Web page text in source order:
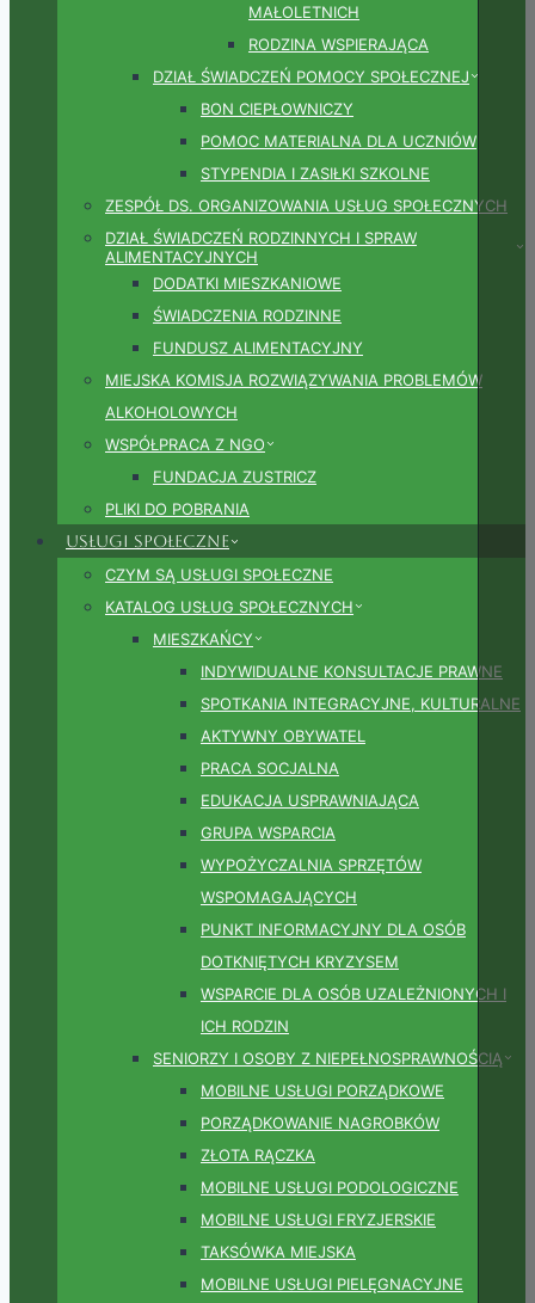
MAŁOLETNICH
RODZINA WSPIERAJĄCA
DZIAŁ ŚWIADCZEŃ POMOCY SPOŁECZNEJ
BON CIEPŁOWNICZY
POMOC MATERIALNA DLA UCZNIÓW
STYPENDIA I ZASIŁKI SZKOLNE
ZESPÓŁ DS. ORGANIZOWANIA USŁUG SPOŁECZNYCH
DZIAŁ ŚWIADCZEŃ RODZINNYCH I SPRAW
ALIMENTACYJNYCH
DODATKI MIESZKANIOWE
ŚWIADCZENIA RODZINNE
FUNDUSZ ALIMENTACYJNY
MIEJSKA KOMISJA ROZWIĄZYWANIA PROBLEMÓW
ALKOHOLOWYCH
WSPÓŁPRACA Z NGO
FUNDACJA ZUSTRICZ
PLIKI DO POBRANIA
Usługi społeczne
CZYM SĄ USŁUGI SPOŁECZNE
KATALOG USŁUG SPOŁECZNYCH
MIESZKAŃCY
INDYWIDUALNE KONSULTACJE PRAWNE
SPOTKANIA INTEGRACYJNE, KULTURALNE
AKTYWNY OBYWATEL
PRACA SOCJALNA
EDUKACJA USPRAWNIAJĄCA
GRUPA WSPARCIA
WYPOŻYCZALNIA SPRZĘTÓW
WSPOMAGAJĄCYCH
PUNKT INFORMACYJNY DLA OSÓB
DOTKNIĘTYCH KRYZYSEM
WSPARCIE DLA OSÓB UZALEŻNIONYCH I
ICH RODZIN
SENIORZY I OSOBY Z NIEPEŁNOSPRAWNOŚCIĄ
MOBILNE USŁUGI PORZĄDKOWE
PORZĄDKOWANIE NAGROBKÓW
ZŁOTA RĄCZKA
MOBILNE USŁUGI PODOLOGICZNE
MOBILNE USŁUGI FRYZJERSKIE
TAKSÓWKA MIEJSKA
MOBILNE USŁUGI PIELĘGNACYJNE